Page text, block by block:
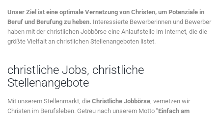
Unser Ziel ist eine optimale Vernetzung von Christen, um Potenziale in
Beruf und Berufung zu heben. Interessierte Bewerberinnen und Bewerber
haben mit der christlichen Jobbörse eine Anlaufstelle im Internet, die die
größte Vielfalt an christlichen Stellenangeboten listet.
christliche Jobs, christliche
Stellenangebote
Mit unserem Stellenmarkt, die Christliche Jobbörse , vernetzen wir
Christen im Berufsleben. Getreu nach unserem Motto "Einfach am